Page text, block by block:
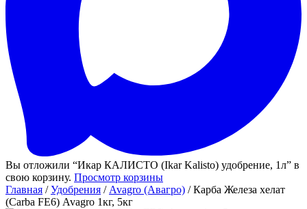
Вы отложили “Икар КАЛИСТО (Ikar Kalisto) удобрение, 1л” в
свою корзину. Просмотр корзины
Главная /Удобрения / Avagro (Авагро) / Карба Железа хелат
(Carba FE6) Avagro 1кг, 5кг